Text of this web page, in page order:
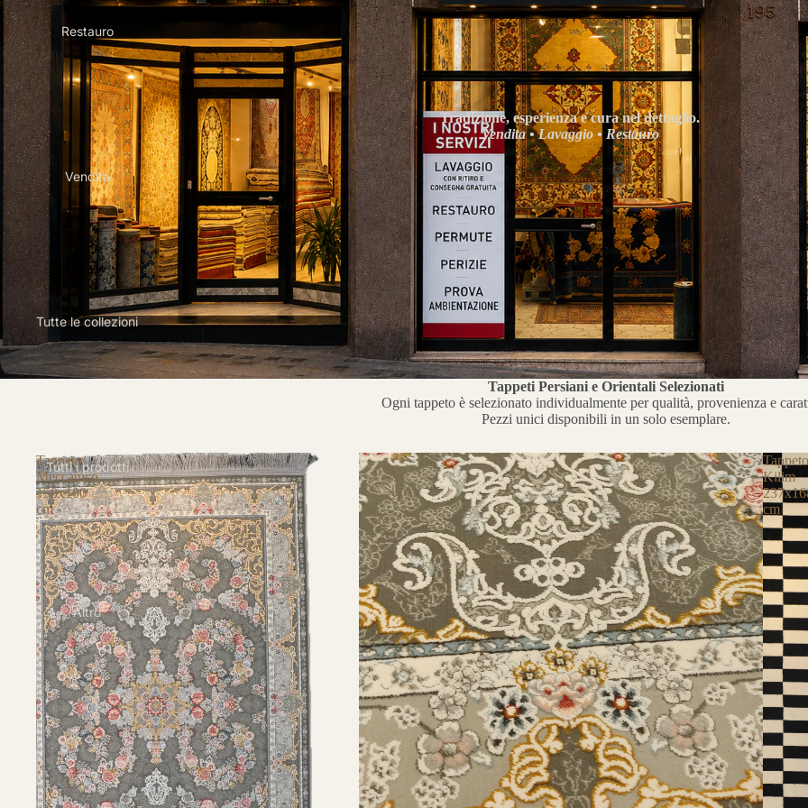
Restauro
Vendita
Tutte le collezioni
Tutti i prodotti
Altro
Tradizione, esperienza e cura nel dettaglio.
Vendita • Lavaggio • Restauro
Tappeti Persiani e Orientali Selezionati
Ogni tappeto è selezionato individualmente per qualità, provenienza e
Pezzi unici disponibili in un solo esemplare.
Tappeto
Meccanico
150x100
cm
Kilim
cm